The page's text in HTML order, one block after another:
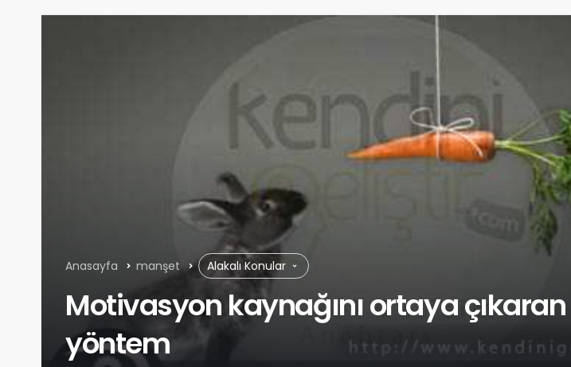
Anasayfa manşet Alakalı Konular
Motivasyon kaynağını ortaya
yöntem